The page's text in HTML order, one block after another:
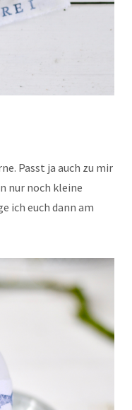
Passt ja auch zu mir
nur noch kleine
ich euch dann am